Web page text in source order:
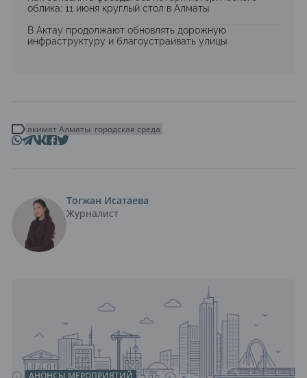
облика: 11 июня круглый стол в Алматы
В Актау продолжают обновлять дорожную
инфраструктуру и благоустраивать улицы
акимат Алматы городская среда
Тогжан Исатаева
Журналист
АНОНСЫ МЕРОПРИЯТИЙ